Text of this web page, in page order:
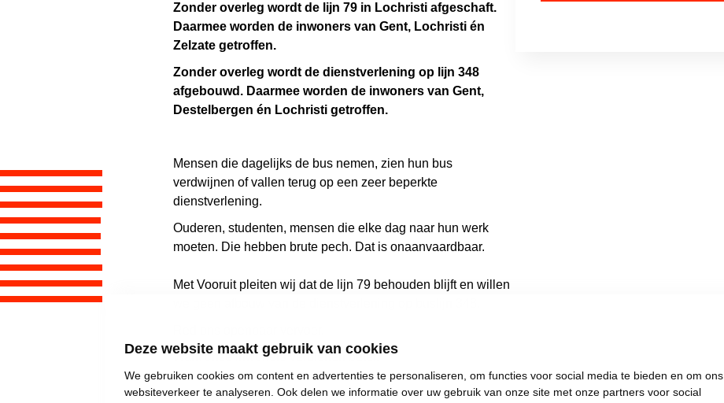
Deze website maakt gebruik van cookies
We gebruiken cookies om content en advertenties te personaliseren, om functies voor social media te bieden en om ons
websiteverkeer te analyseren. Ook delen we informatie over uw gebruik van onze site met onze partners voor social
Zonder overleg wordt de lijn 79 in Lochristi afgeschaft.
Daarmee worden de inwoners van Gent, Lochristi én
Zelzate getroffen.
Zonder overleg wordt de dienstverlening op lijn 348
afgebouwd. Daarmee worden de inwoners van Gent,
Destelbergen én Lochristi getroffen.
Mensen die dagelijks de bus nemen, zien hun bus
verdwijnen of vallen terug op een zeer beperkte
dienstverlening.
Ouderen, studenten, mensen die elke dag naar hun werk
moeten. Die hebben brute pech. Dat is onaanvaardbaar.
Met Vooruit pleiten wij dat de lijn 79 behouden blijft en willen
Want onze inwoners verdienen beter.